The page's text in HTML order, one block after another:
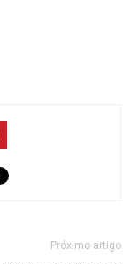
Próximo artigo